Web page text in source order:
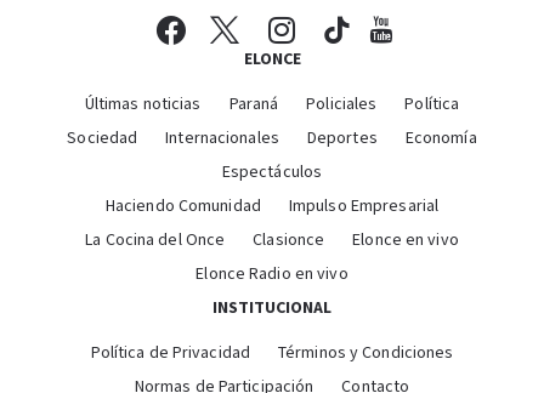
ELONCE
Últimas noticias Paraná Policiales
Política
Sociedad
Internacionales Deportes
Economía
Espectáculos
Haciendo Comunidad
Impulso Empresarial
La Cocina del Once
Clasionce
Elonce en vivo
Elonce Radio en vivo
INSTITUCIONAL
Política de Privacidad
Términos y Condiciones
Normas de Participación
Contacto